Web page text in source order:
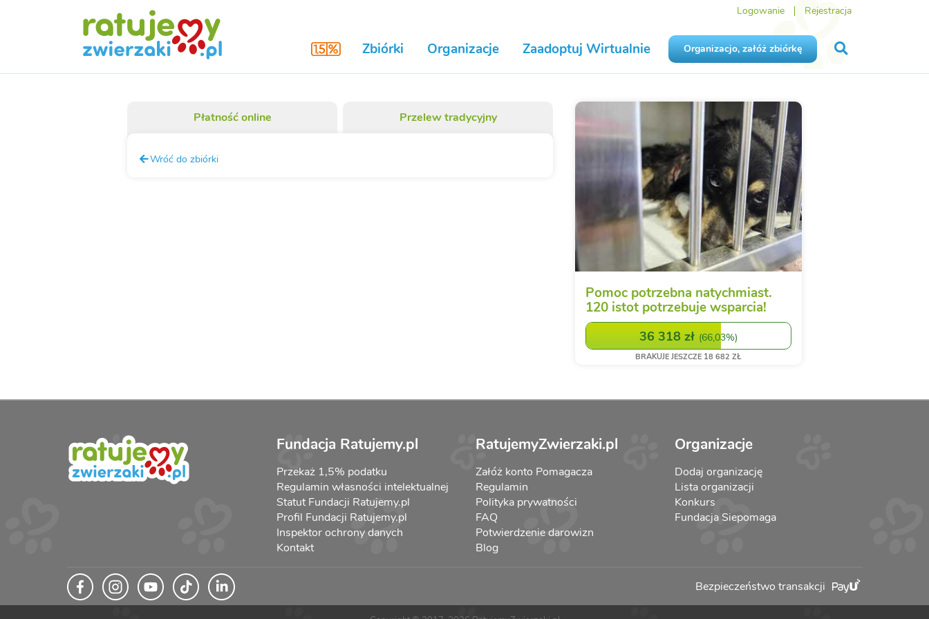
Logowanie Rejestracja
Zbiórki Organizacje Zaadoptuj Wirtualnie Organizacjo, załóż zbiórkę
Płatność online Przelew tradycyjny
Wróć do zbiórki
Pomoc potrzebna natychmiast.
120 istot potrzebuje wsparcia!
36 318 zł (66,03%)
BRAKUJE JESZCZE 18 682 ZŁ
Fundacja Ratujemy.pl
Przekaż 1,5% podatku
Regulamin własności intelektualnej
Statut Fundacji Ratujemy.pl
Profil Fundacji Ratujemy.pl
Inspektor ochrony danych
Kontakt
RatujemyZwierzaki.pl
Załóż konto Pomagacza
Regulamin
Polityka prywatności
FAQ
Potwierdzenie darowizn
Blog
Organizacje
Dodaj organizację
Lista organizacji
Konkurs
Fundacja Siepomaga
Bezpieczeństwo transakcji